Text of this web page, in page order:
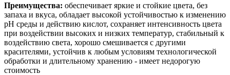
Преимущества: обеспечивает яркие и стойкие цвета, без
запаха и вкуса, обладает высокой устойчивостью к изменению
pH среды и действию кислот, сохраняет интенсивность цвета
при воздействии высоких и низких температур, стабильный к
воздействию света, хорошо смешивается с другими
красителями, устойчив к любым условиям технологической
обработки и длительному хранению - имеет недорогую
стоимость